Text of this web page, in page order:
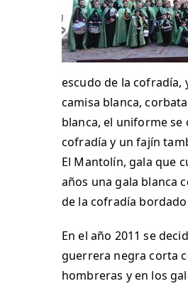
escudo de la
camisa blanca,
blanca, el uniforme
cofradía y un fajín
El Mantolín, gala que
años una gala blanca
de la cofradía
En el año 2011 se
guerrera negra corta
hombreras y en los